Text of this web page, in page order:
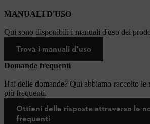
MANUALI D'USO
Qui sono disponibili i manuali d'uso dei
Trova i manuali d'uso
Domande frequenti
Hai delle domande? Qui abbiamo raccolto le
più frequenti.
Ottieni delle risposte attraverso le
frequenti